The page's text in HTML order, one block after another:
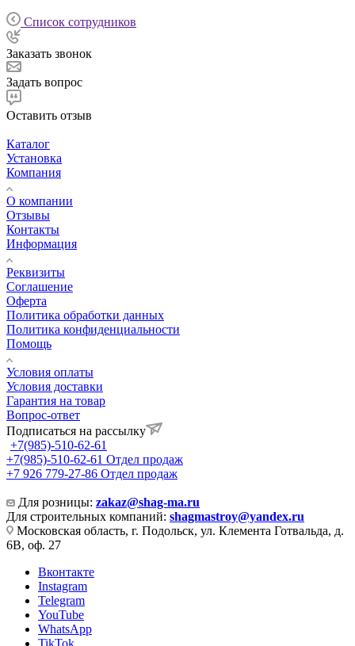
Список сотрудников
Заказать звонок
Задать вопрос
Оставить отзыв
Каталог
Установка
Компания
О компании
Отзывы
Контакты
Информация
Реквизиты
Соглашение
Оферта
Политика обработки данных
Политика конфиденциальности
Помощь
Условия оплаты
Условия доставки
Гарантия на товар
Вопрос-ответ
Подписаться на рассылку
+7(985)-510-62-61
+7(985)-510-62-61 Отдел продаж
‪+7 926 779-27-86‬ Отдел продаж
Для розницы: zakaz@shag-ma.ru
Для строительных компаний: shagmastroy@yandex.ru
Московская область, г. Подольск, ул. Клемента Готвальда, д.
6В, оф. 27
Вконтакте
Instagram
Telegram
YouTube
WhatsApp